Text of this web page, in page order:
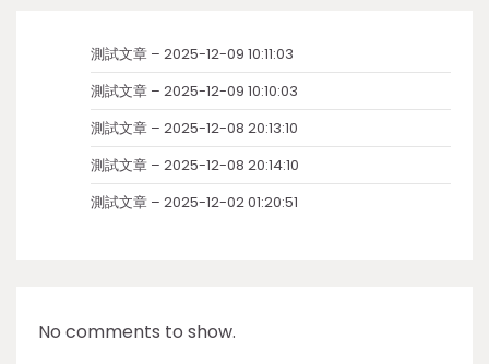
測試文章 – 2025-12-09 10:11:03
測試文章 – 2025-12-09 10:10:03
測試文章 – 2025-12-08 20:13:10
測試文章 – 2025-12-08 20:14:10
測試文章 – 2025-12-02 01:20:51
No comments to show.